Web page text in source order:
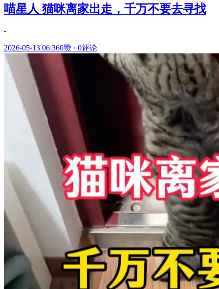
喵星人 猫咪离家出走，千万不要去寻找
-
2026-05-13 06:360赞 · 0评论